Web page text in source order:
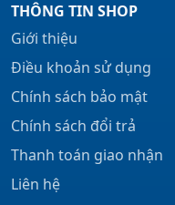
THÔNG TIN SHOP
Giới thiệu
Điều khoản sử dụng
Chính sách bảo mật
Chính sách đổi trả
Thanh toán giao nhận
Liên hệ